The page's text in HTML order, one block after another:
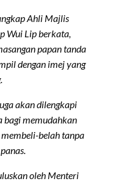
Ahli Majlis
Wui Lip berkata,
papan tanda
dengan imej yang
akan dilengkapi
bagi memudahkan
belah tanpa
oleh Menteri